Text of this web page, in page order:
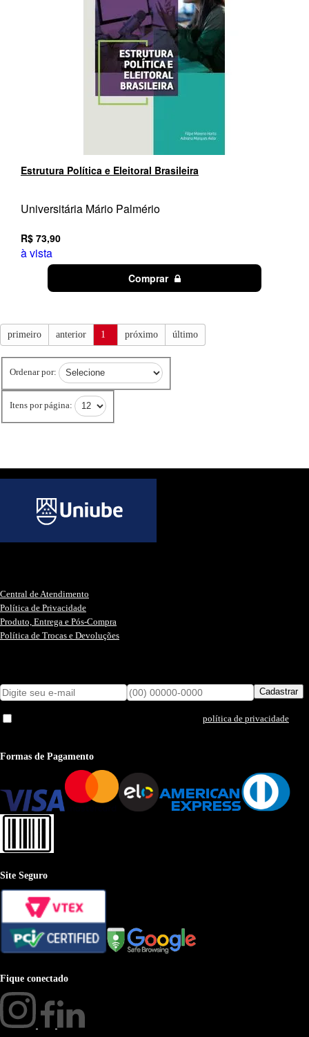
Estrutura Política e Eleitoral Brasileira
Universitária Mário Palmério
R$ 73,90
à vista
Comprar
primeiro anterior 1 próximo último
Ordenar por:
Itens por página:
Central de Atendimento
Política de Privacidade
Produto, Entrega e Pós-Compra
Política de Trocas e Devoluções
Cadastrar
política de privacidade
Formas de Pagamento
Site Seguro
Fique conectado